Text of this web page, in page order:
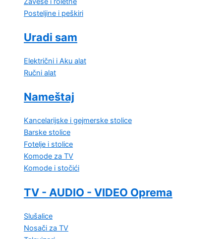
Posteljine i peškiri
Uradi sam
Električni i Aku alat
Ručni alat
Nameštaj
Kancelarijske i gejmerske stolice
Barske stolice
Fotelje i stolice
Komode za TV
Komode i stočići
TV - AUDIO - VIDEO Oprema
Slušalice
Nosači za TV